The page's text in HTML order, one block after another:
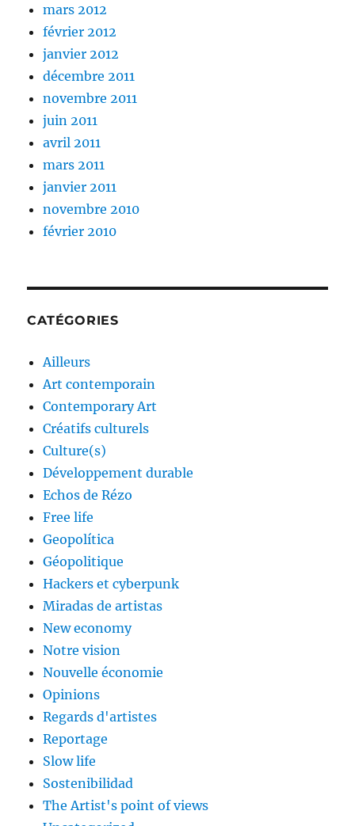
mars 2012
février 2012
janvier 2012
décembre 2011
novembre 2011
juin 2011
avril 2011
mars 2011
janvier 2011
novembre 2010
février 2010
CATÉGORIES
Ailleurs
Art contemporain
Contemporary Art
Créatifs culturels
Culture(s)
Développement durable
Echos de Rézo
Free life
Geopolítica
Géopolitique
Hackers et cyberpunk
Miradas de artistas
New economy
Notre vision
Nouvelle économie
Opinions
Regards d'artistes
Reportage
Slow life
Sostenibilidad
The Artist's point of views